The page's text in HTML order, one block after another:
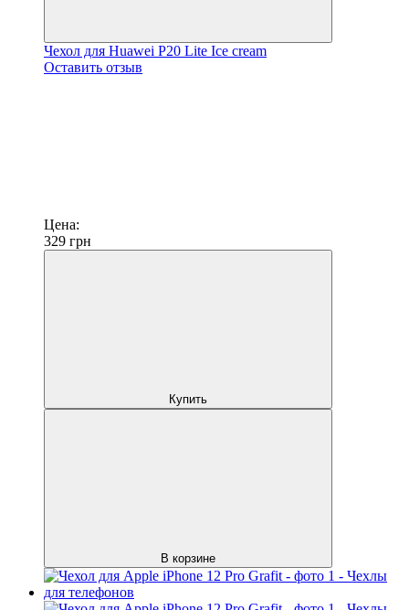
Чехол для Huawei P20 Lite Ice cream
Оставить отзыв
Цена:
329 грн
Купить
В корзине